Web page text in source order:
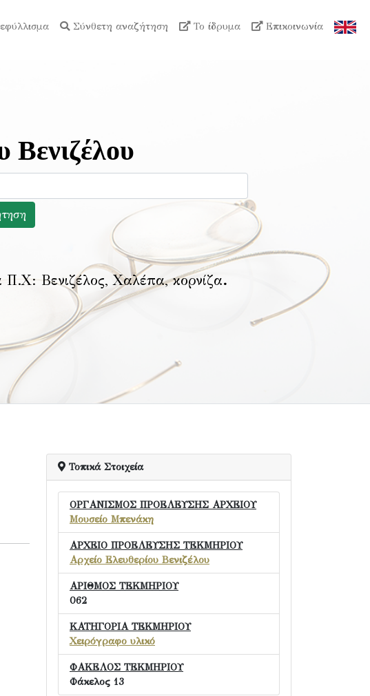
Σύνθετη αναζήτηση Το ίδρυμα Επικοινωνία
Βενιζέλου
Π.Χ: Βενιζέλος, Χαλέπα, κορνίζα.
Τοπικά Στοιχεία
ΟΡΓΑΝΙΣΜΟΣ ΠΡΟΕΛΕΥΣΗΣ ΑΡΧΕΙΟΥ
Μουσείο Μπενάκη
ΑΡΧΕΙΟ ΠΡΟΕΛΕΥΣΗΣ ΤΕΚΜΗΡΙΟΥ
Αρχείο Ελευθερίου Βενιζέλου
ΑΡΙΘΜΟΣ ΤΕΚΜΗΡΙΟΥ
062
ΚΑΤΗΓΟΡΙΑ ΤΕΚΜΗΡΙΟΥ
Χειρόγραφο υλικό
ΦΑΚΕΛΟΣ ΤΕΚΜΗΡΙΟΥ
Φάκελος 13